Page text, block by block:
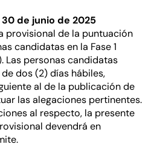
de junio de 2025
provisional de la puntuación
candidatas en la Fase 1
Las personas candidatas
dos (2) días hábiles,
al de la publicación de
las alegaciones pertinentes.
al respecto, la presente
devendrá en